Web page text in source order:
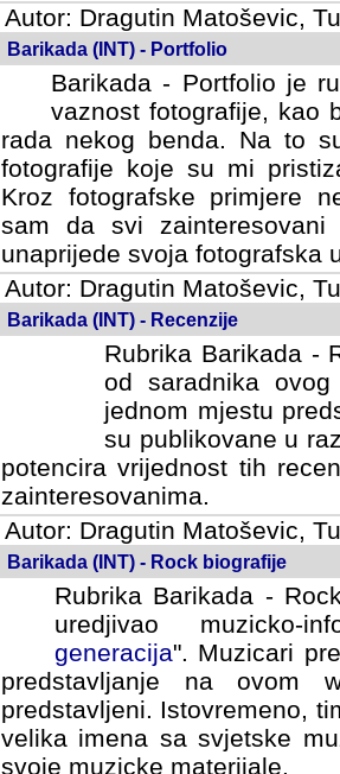
Autor: Dragutin Matoševic,
Barikada (INT) - Portfolio
Barikada - Portfolio je
vaznost fotografije, kao
rada nekog benda. Na to
fotografije koje su mi
fotografske primjere
svi zainteresovani
svoja fotografska umijeca.
Autor: Dragutin Matoševic,
Barikada (INT) - Recenzije
Rubrika Barikada -
od saradnika
jednom mjestu
su publikovane u
potencira vrijednost tih
zainteresovanima.
Autor: Dragutin Matoševic,
Barikada (INT) - Rock biografije
Rubrika Barikada -
uredjivao muzicko-
Muzicari predstavljeni u
na ovom web portalu
Istovremeno, tim nacinom
sa svjetske muzicke scene
materijale.